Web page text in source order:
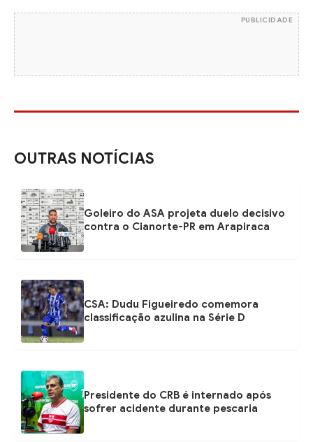
PUBLICIDADE
OUTRAS NOTÍCIAS
Goleiro do ASA projeta duelo decisivo
contra o Cianorte-PR em Arapiraca
CSA: Dudu Figueiredo comemora
classificação azulina na Série D
Presidente do CRB é internado após
sofrer acidente durante pescaria